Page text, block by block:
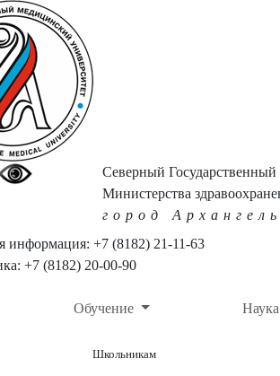
Северный
Министерства
город
информация: +7 (8182) 21-11-63
+7 (8182) 20-00-90
Обучение Наука
Школьникам